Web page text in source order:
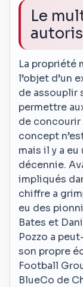
Le
La propriété
l’objet d’un
de assouplir
permettre
de concourir
concept
mais il y a
décennie.
impliqués
chiffre a
eu des
Bates et
Pozzo a
son propre
Football
BlueCo de